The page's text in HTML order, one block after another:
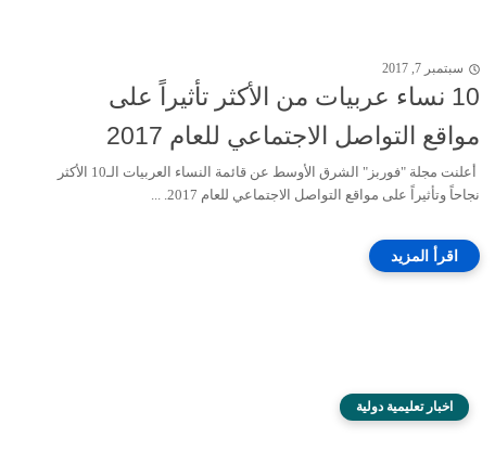
سبتمبر 7, 2017
10 نساء عربيات من الأكثر تأثيراً على
مواقع التواصل الاجتماعي للعام 2017
أعلنت مجلة "فوربز" الشرق الأوسط عن قائمة النساء العربيات الـ10 الأكثر
نجاحاً وتأثيراً على مواقع التواصل الاجتماعي للعام 2017. ...
اخبار تعليمية دولية